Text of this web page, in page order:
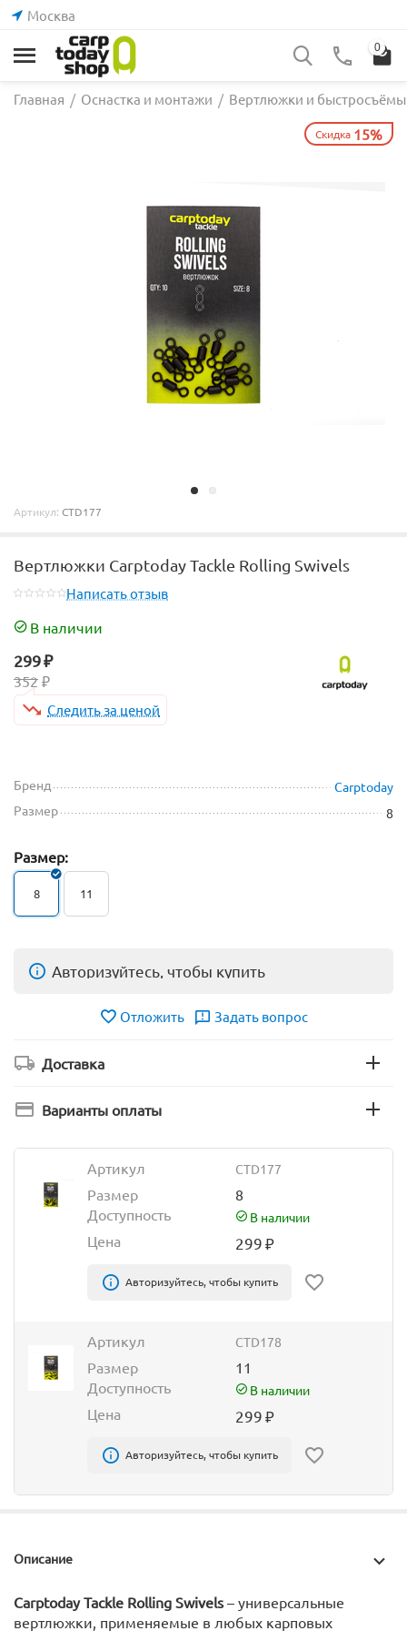
Москва
0
Главная / Оснастка и монтажи / Вертлюжки и быстросъёмы
Скидка 15%
Артикул: CTD177
Вертлюжки Carptoday Tackle Rolling Swivels
Написать отзыв
В наличии
299₽
352 ₽
Следить за ценой
Бренд
Carptoday
Размер
8
Размер:
8 11
Авторизуйтесь, чтобы купить
Отложить Задать вопрос
Доставка
Варианты оплаты
Артикул CTD177
Размер
8
Доступность
В наличии
Цена 299₽
Авторизуйтесь, чтобы купить
Артикул CTD178
Размер
11
Доступность
В наличии
Цена 299₽
Авторизуйтесь, чтобы купить
Описание
Carptoday Tackle Rolling Swivels – универсальные
вертлюжки, применяемые в любых карповых